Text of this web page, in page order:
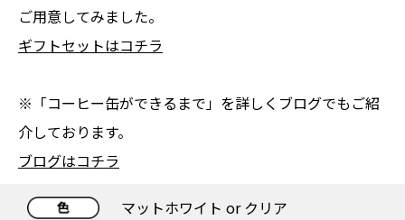
ご用意してみました。
ギフトセットはコチラ
※「コーヒー缶ができるまで」を詳しくブログでもご紹
介しております。
ブログはコチラ
マットホワイト or クリア